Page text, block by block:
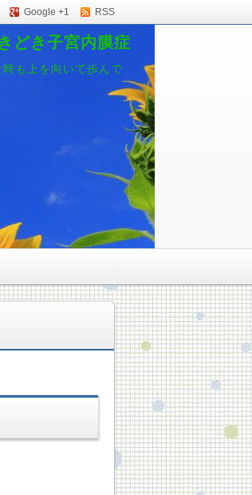
Google +1 RSS
どき子宮内膜症
も上を向いて歩んで